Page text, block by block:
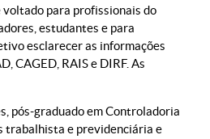
voltado para profissionais do
estudantes e para
esclarecer as informações
CAGED, RAIS e DIRF. As
pós-graduado em Controladoria
trabalhista e previdenciária e